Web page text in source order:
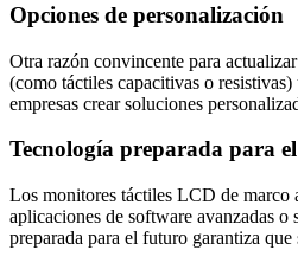
Opciones de personalización
Otra razón convincente para
(como táctiles capacitivas o
empresas crear soluciones
Tecnología preparada para
Los monitores táctiles LCD de marco
aplicaciones de software avanzadas o
preparada para el futuro garantiza